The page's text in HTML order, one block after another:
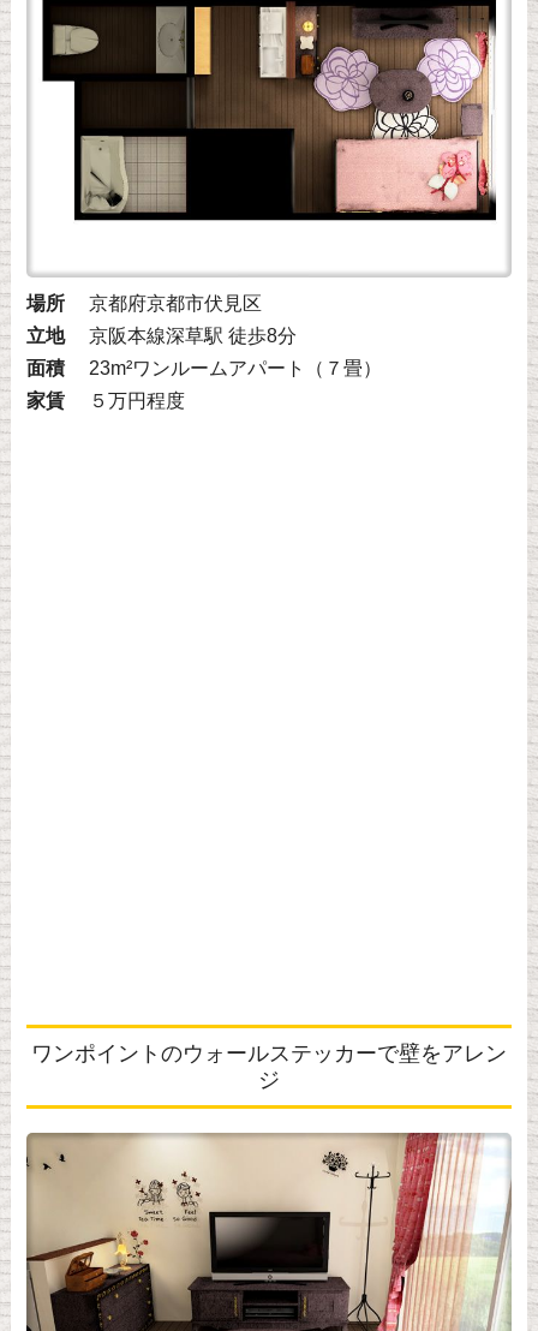
場所
京都府京都市伏見区
立地
京阪本線深草駅 徒歩8分
面積
23m²ワンルームアパート（７畳）
家賃
５万円程度
ワンポイントのウォールステッカーで壁をアレン
ジ